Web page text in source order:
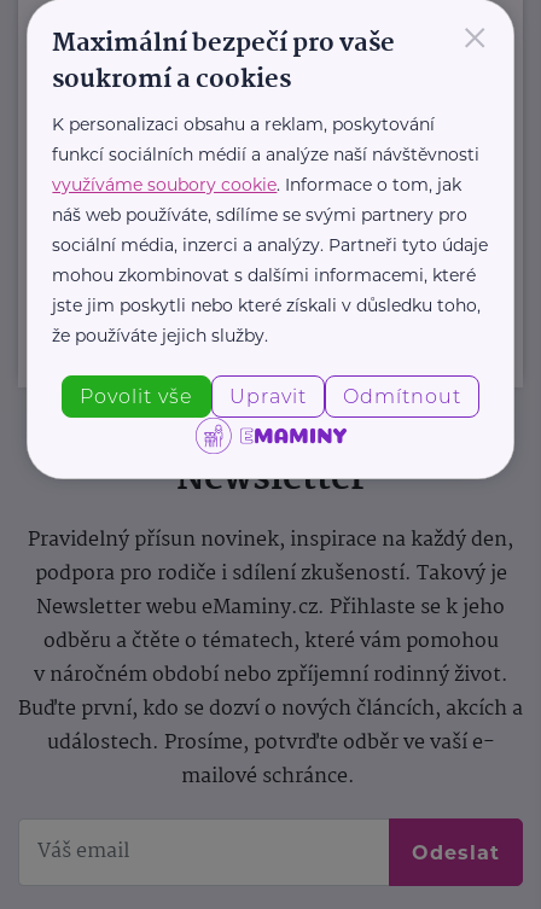
posláním je podporovat duševní
zdraví dětí ...
+420 725 565 273
info@spolusodvahou.cz
Zobrazit přehled společností
Newsletter
Pravidelný přísun novinek, inspirace na každý den,
podpora pro rodiče i sdílení zkušeností. Takový je
Newsletter webu eMaminy.cz. Přihlaste se k jeho
odběru a čtěte o tématech, které vám pomohou
v náročném období nebo zpříjemní rodinný život.
Buďte první, kdo se dozví o nových článcích, akcích a
událostech. Prosíme, potvrďte odběr ve vaší e-
mailové schránce.
Odeslat
×
Maximální bezpečí pro vaše
soukromí a cookies
K personalizaci obsahu a reklam, poskytování
funkcí sociálních médií a analýze naší návštěvnosti
využíváme soubory cookie. Informace o tom, jak
náš web používáte, sdílíme se svými partnery pro
sociální média, inzerci a analýzy. Partneři tyto údaje
mohou zkombinovat s dalšími informacemi, které
jste jim poskytli nebo které získali v důsledku toho,
že používáte jejich služby.
Povolit vše Upravit Odmítnout